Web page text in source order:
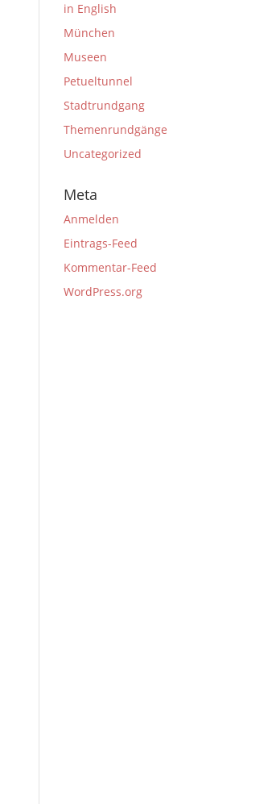
in English
München
Museen
Petueltunnel
Stadtrundgang
Themenrundgänge
Uncategorized
Meta
Anmelden
Eintrags-Feed
Kommentar-Feed
WordPress.org